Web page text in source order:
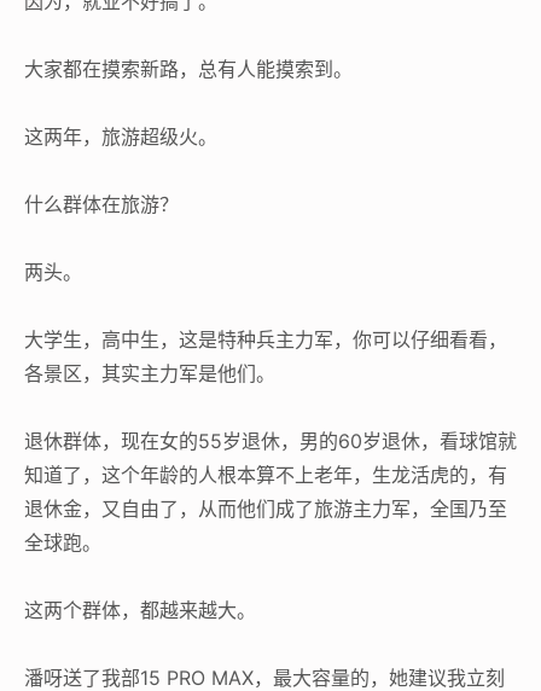
大家都在摸索新路，总有人能摸索到。
这两年，旅游超级火。
什么群体在旅游？
两头。
大学生，高中生，这是特种兵主力军，你可以仔细看看，
各景区，其实主力军是他们。
退休群体，现在女的55岁退休，男的60岁退休，看球馆就
知道了，这个年龄的人根本算不上老年，生龙活虎的，有
退休金，又自由了，从而他们成了旅游主力军，全国乃至
全球跑。
这两个群体，都越来越大。
潘呀送了我部15 PRO MAX，最大容量的，她建议我立刻